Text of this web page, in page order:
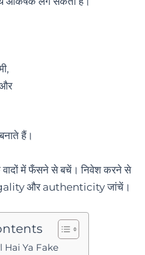
हैं।
में फँसने से बचें। निवेश करने से
और authenticity जांचें।
Hai Ya Fake